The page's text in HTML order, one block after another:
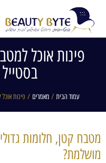
פינות אוכל
עמוד הבית / מאמרים / פינות אוכל
מטבח קטן, חלומות
מושלמת?